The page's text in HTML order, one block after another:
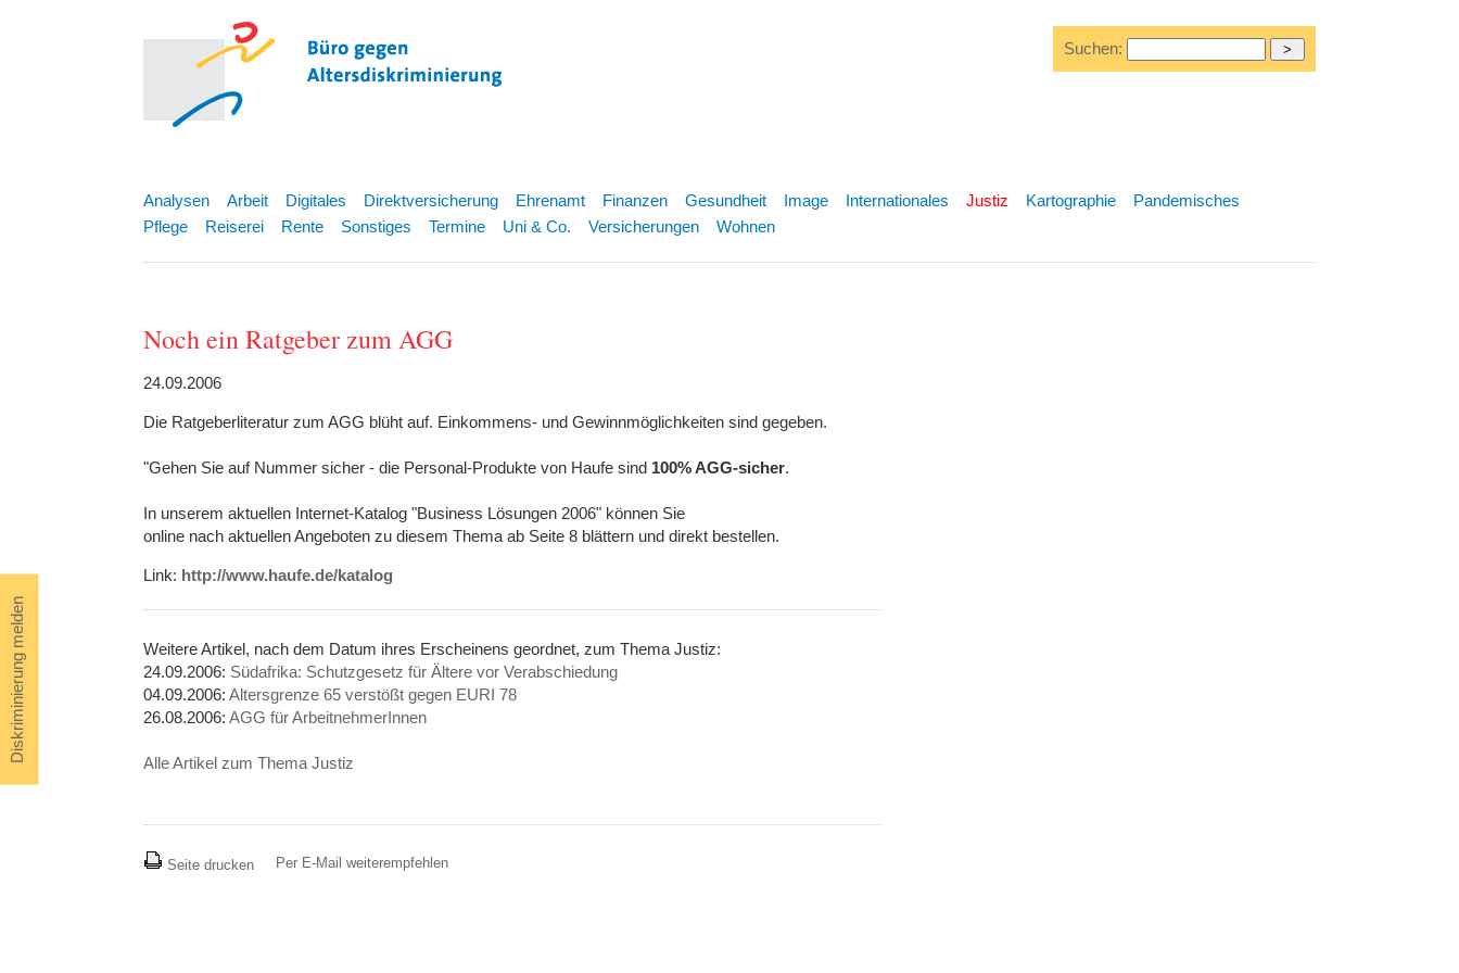
Diskriminierung melden
Suchen:
Analysen Arbeit Digitales Direktversicherung Ehrenamt Finanzen Gesundheit Image Internationales Justiz Kartographie
Pandemisches
Pflege
Reiserei Rente Sonstiges Termine Uni & Co. Versicherungen Wohnen
Noch ein Ratgeber zum AGG
24.09.2006
Die Ratgeberliteratur zum AGG blüht auf. Einkommens- und Gewinnmöglichkeiten sind gegeben.
"Gehen Sie auf Nummer sicher - die Personal-Produkte von Haufe sind 100% AGG-sicher.
In unserem aktuellen Internet-Katalog "Business Lösungen 2006" können Sie
online nach aktuellen Angeboten zu diesem Thema ab Seite 8 blättern und direkt bestellen.
Link: http://www.haufe.de/katalog
Weitere Artikel, nach dem Datum ihres Erscheinens geordnet, zum Thema Justiz:
24.09.2006: Südafrika: Schutzgesetz für Ältere vor Verabschiedung
04.09.2006: Altersgrenze 65 verstößt gegen EURI 78
26.08.2006: AGG für ArbeitnehmerInnen
Alle Artikel zum Thema Justiz
Seite drucken Per E-Mail weiterempfehlen